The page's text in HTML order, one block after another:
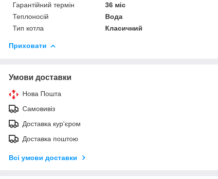
Гарантійний термін
36 міс
Теплоносій
Вода
Тип котла
Класичний
Приховати
Умови доставки
Нова Пошта
Самовивіз
Доставка кур'єром
Доставка поштою
Всі умови доставки